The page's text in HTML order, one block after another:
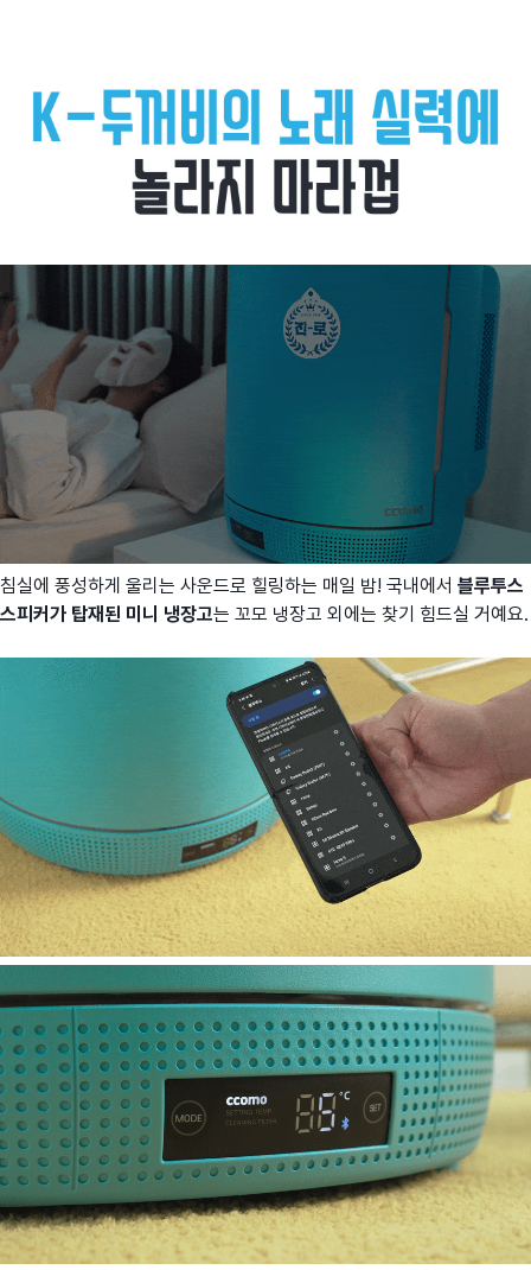
침실에 풍성하게 울리는 사운드로 힐링하는 매일 밤! 국내에서 블루투스
스피커가 탑재된 미니 냉장고는 꼬모 냉장고 외에는 찾기 힘드실 거예요.